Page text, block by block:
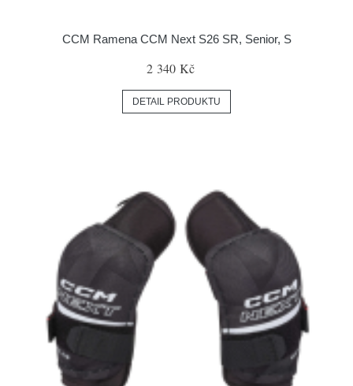
CCM Ramena CCM Next S26 SR, Senior, S
2 340 Kč
DETAIL PRODUKTU